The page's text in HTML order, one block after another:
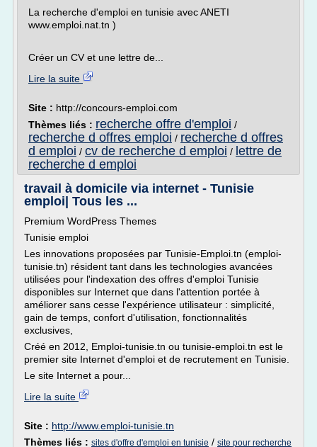
La recherche d'emploi en tunisie avec ANETI
www.emploi.nat.tn )
Créer un CV et une lettre de...
Lire la suite
Site : http://concours-emploi.com
Thèmes liés : recherche offre d'emploi /
recherche d offres emploi / recherche d offres
d emploi / cv de recherche d emploi / lettre de
recherche d emploi
travail à domicile via internet - Tunisie
emploi| Tous les ...
Premium WordPress Themes
Tunisie emploi
Les innovations proposées par Tunisie-Emploi.tn (emploi-
tunisie.tn) résident tant dans les technologies avancées
utilisées pour l'indexation des offres d'emploi Tunisie
disponibles sur Internet que dans l'attention portée à
améliorer sans cesse l'expérience utilisateur : simplicité,
gain de temps, confort d'utilisation, fonctionnalités
exclusives,
Créé en 2012, Emploi-tunisie.tn ou tunisie-emploi.tn est le
premier site Internet d'emploi et de recrutement en Tunisie.
Le site Internet a pour...
Lire la suite
Site : http://www.emploi-tunisie.tn
Thèmes liés : sites d'offre d'emploi en tunisie / site pour recherche